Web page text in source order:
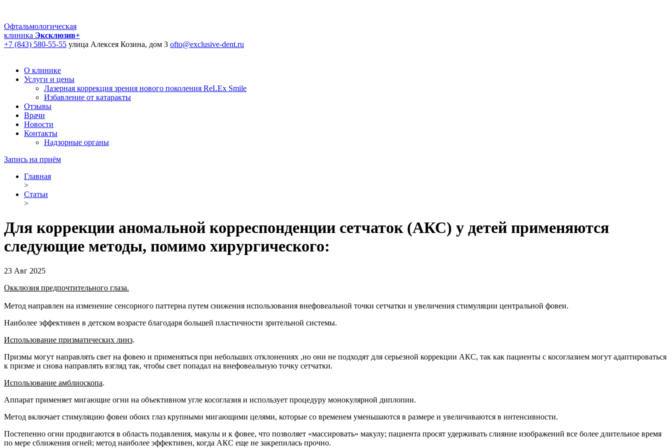
Офтальмологическая
клиника Эксклюзив+
+7 (843) 580-55-55 улица Алексея Козина, дом 3 ofto@exclusive-dent.ru
О клинике
Услуги и цены
Лазерная коррекция зрения нового поколения ReLEx Smile
Избавление от катаракты
Отзывы
Врачи
Новости
Контакты
Надзорные органы
Запись на приём
Главная
>
Статьи
>
Для коррекции аномальной корреспонденции сетчаток (АКС) у детей применяются
следующие методы, помимо хирургического:
23 Авг 2025
Окклюзия предпочтительного глаза.
Метод направлен на изменение сенсорного паттерна путем снижения использования внефовеальной точки сетчатки и увеличения стимуляции центральной фовеи.
Наиболее эффективен в детском возрасте благодаря большей пластичности зрительной системы.
Использование призматических линз.
Призмы могут направлять свет на фовею и применяться при небольших отклонениях ,но они не подходят для серьезной коррекции АКС, так как пациенты с косоглазием могут адаптироваться
к призме и снова направлять взгляд так, чтобы свет попадал на внефовеальную точку сетчатки.
Использование амблиоскопа.
Аппарат применяет мигающие огни на объективном угле косоглазия и использует процедуру монокулярной диплопии.
Метод включает стимуляцию фовеи обоих глаз крупными мигающими целями, которые со временем уменьшаются в размере и увеличиваются в интенсивности.
Постепенно огни продвигаются в область подавления, макулы и к фовее, что позволяет «массировать» макулу; пациента просят удерживать слияние изображений все более длительное время
по мере сближения огней; метод наиболее эффективен, когда АКС еще не закрепилась прочно.